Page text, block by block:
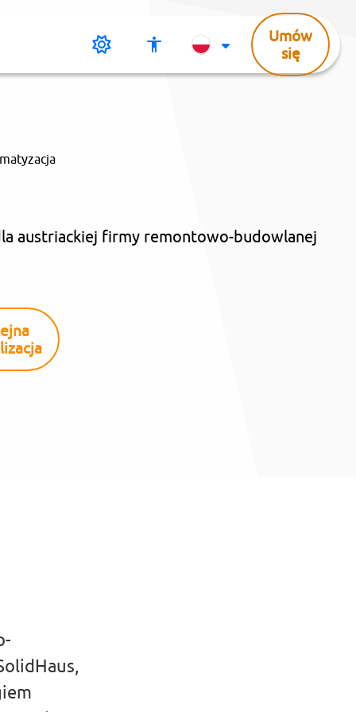
austriackiej firmy remontowo-budowlanej
Menu
dostępności
Tryb
ciemny
Change
Language
Umów
się